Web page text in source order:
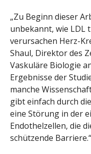
„Zu Beginn dieser
unbekannt, wie LDL
verursachen Herz-
Shaul, Direktor des
Vaskuläre Biologie
Ergebnisse der
manche
gibt einfach durch
eine Störung in der
Endothelzellen, die
schützende Barriere.“